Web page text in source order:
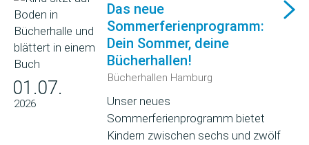
01.07.
2026
Das neue
Sommerferienprogramm:
Dein Sommer, deine
Bücherhallen!
Bücherhallen Hamburg
Unser neues
Sommerferienprogramm bietet
Kindern zwischen sechs und zwölf